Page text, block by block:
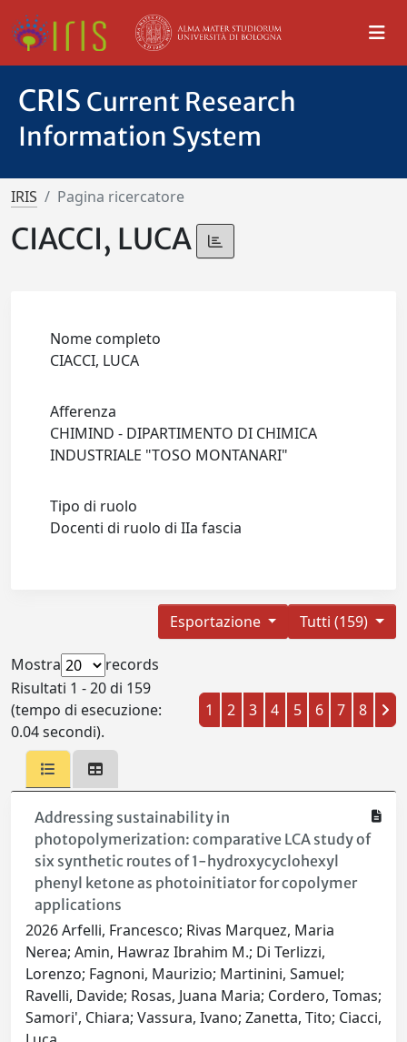
CRIS Current Research
Information System
IRIS Pagina ricercatore
CIACCI, LUCA
Nome completo
CIACCI, LUCA
Afferenza
CHIMIND - DIPARTIMENTO DI CHIMICA
INDUSTRIALE "TOSO MONTANARI"
Tipo di ruolo
Docenti di ruolo di IIa fascia
Tutti (159)
Esportazione
Mostra
records
Risultati 1 - 20 di 159
(tempo di esecuzione:
0.04 secondi).
1 2 3 4 5 6 7 8
Addressing sustainability in
photopolymerization: comparative LCA study of
six synthetic routes of 1-hydroxycyclohexyl
phenyl ketone as photoinitiator for copolymer
applications
2026 Arfelli, Francesco; Rivas Marquez, Maria
Nerea; Amin, Hawraz Ibrahim M.; Di Terlizzi,
Lorenzo; Fagnoni, Maurizio; Martinini, Samuel;
Ravelli, Davide; Rosas, Juana Maria; Cordero, Tomas;
Samori', Chiara; Vassura, Ivano; Zanetta, Tito; Ciacci,